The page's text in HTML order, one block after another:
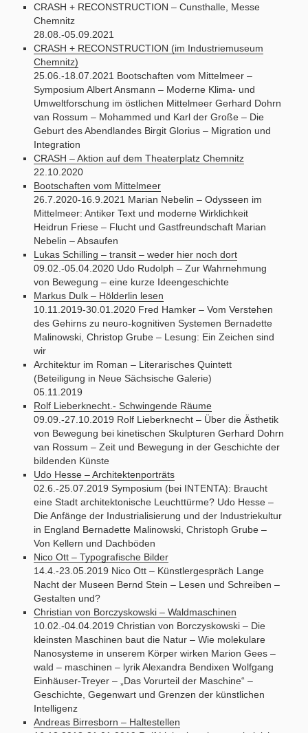
CRASH + RECONSTRUCTION – Cunsthalle, Messe
Chemnitz
28.08.-05.09.2021
CRASH + RECONSTRUCTION (im Industriemuseum
Chemnitz)
25.06.-18.07.2021 Bootschaften vom Mittelmeer –
Symposium Albert Ansmann – Moderne Klima- und
Umweltforschung im östlichen Mittelmeer Gerhard Dohrn
van Rossum – Mohammed und Karl der Große – Die
Geburt des Abendlandes Birgit Glorius – Migration und
Integration
CRASH – Aktion auf dem Theaterplatz Chemnitz
22.10.2020
Bootschaften vom Mittelmeer
26.7.2020-16.9.2021 Marian Nebelin – Odysseen im
Mittelmeer: Antiker Text und moderne Wirklichkeit
Heidrun Friese – Flucht und Gastfreundschaft Marian
Nebelin – Absaufen
Lukas Schilling – transit – weder hier noch dort
09.02.-05.04.2020 Udo Rudolph – Zur Wahrnehmung
von Bewegung – eine kurze Ideengeschichte
Markus Dulk – Hölderlin lesen
10.11.2019-30.01.2020 Fred Hamker – Vom Verstehen
des Gehirns zu neuro-kognitiven Systemen Bernadette
Malinowski, Christop Grube – Lesung: Ein Zeichen sind
wir
Architektur im Roman – Literarisches Quintett
(Beteiligung in Neue Sächsische Galerie)
05.11.2019
Rolf Lieberknecht.- Schwingende Räume
09.09.-27.10.2019 Rolf Lieberknecht – Über die Ästhetik
von Bewegung bei kinetischen Skulpturen Gerhard Dohrn
van Rossum – Zeit und Bewegung in der Geschichte der
bildenden Künste
Udo Hesse – Architektenporträts
02.6.-25.07.2019 Symposium (bei INTENTA): Braucht
eine Stadt architektonische Leuchttürme? Udo Hesse –
Die Anfänge der Industrialisierung und der Industriekultur
in England Bernadette Malinowski, Christoph Grube –
Von Kellern und Dachböden
Nico Ott – Typografische Bilder
14.4.-23.05.2019 Nico Ott – Künstlergespräch Lange
Nacht der Museen Bernd Stein – Lesen und Schreiben –
Gestalten und?
Christian von Borczyskowski – Waldmaschinen
10.02.-04.04.2019 Christian von Borczyskowski – Die
kleinsten Maschinen baut die Natur – Wie molekulare
Nanosysteme in unserem Körper wirken Marion Gees –
wald – maschinen – lyrik Alexandra Bendixen Wolfgang
Einhäuser-Treyer – „Das Vorurteil der Maschine“ –
Geschichte, Gegenwart und Grenzen der künstlichen
Intelligenz
Andreas Birresborn – Haltestellen